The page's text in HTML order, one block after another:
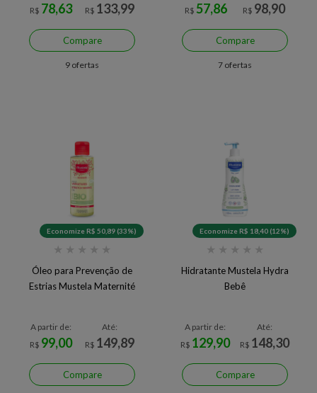
R$ 78,63
R$ 133,99
Compare
9 ofertas
R$57,86
R$ 98,90
Compare
7 ofertas
Economize R$ 50,89 (33%)
★ ★ ★ ★ ★
Óleo para Prevenção de
Estrias Mustela Maternité
A partir de:
R$ 99,00
Até:
R$ 149,89
Compare
Economize R$ 18,40 (12%)
★ ★ ★ ★ ★
Hidratante Mustela Hydra
Bebê
A partir de:
R$ 129,90
Até:
R$ 148,30
Compare